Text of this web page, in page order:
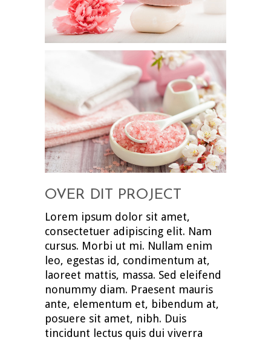
OVER DIT PROJECT
Lorem ipsum dolor sit amet,
consectetuer adipiscing elit. Nam
cursus. Morbi ut mi. Nullam enim
leo, egestas id, condimentum at,
laoreet mattis, massa. Sed eleifend
nonummy diam. Praesent mauris
ante, elementum et, bibendum at,
posuere sit amet, nibh. Duis
tincidunt lectus quis dui viverra